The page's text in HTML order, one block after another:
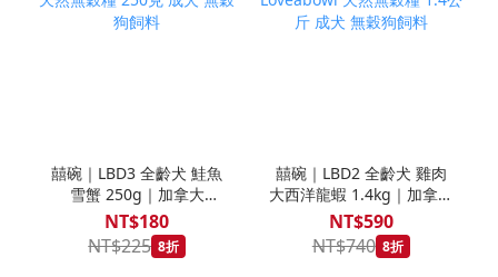
囍碗｜LBD3 全齡犬 鮭魚
雪蟹 250g｜加拿大
Loveabowl 天然無穀糧
250克 成犬 無穀狗飼料
NT$180
NT$225 8折
囍碗｜LBD2 全齡犬 雞肉
大西洋龍蝦 1.4kg｜加拿大
Loveabowl 天然無穀糧
1.4公斤 成犬 無穀狗飼料
NT$590
NT$740 8折